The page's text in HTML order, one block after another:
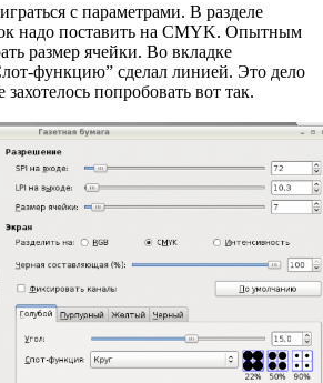
с параметрами. В разделе
надо поставить на CMYK. Опытным
размер ячейки. Во вкладке
функцию” сделал линией. Это дело
попробовать вот так.